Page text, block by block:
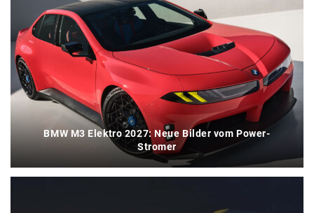
BMW M3 Elektro 2027: Neue Bilder vom Power-
Stromer